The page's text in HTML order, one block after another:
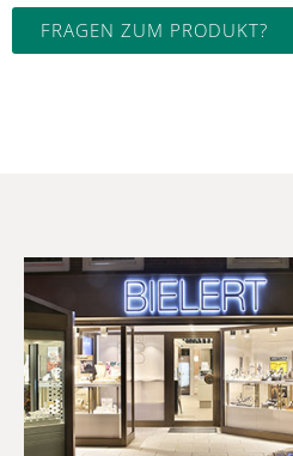
FRAGEN ZUM PRODUKT?